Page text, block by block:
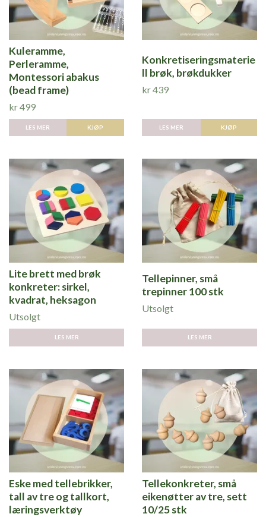
Kuleramme,
Perleramme,
Montessori abakus
(bead frame)
kr 499
LES MER KJØP
Konkretiseringsmaterie
ll brøk, brøkdukker
kr 439
LES MER
Lite brett med brøk
konkreter: sirkel,
kvadrat, heksagon
Utsolgt
LES MER
Tellepinner, små
trepinner 100 stk
Utsolgt
LES MER
Eske med tellebrikker,
tall av tre og tallkort,
læringsverktøy
Tellekonkreter, små
eikenøtter av tre, sett
10/25 stk